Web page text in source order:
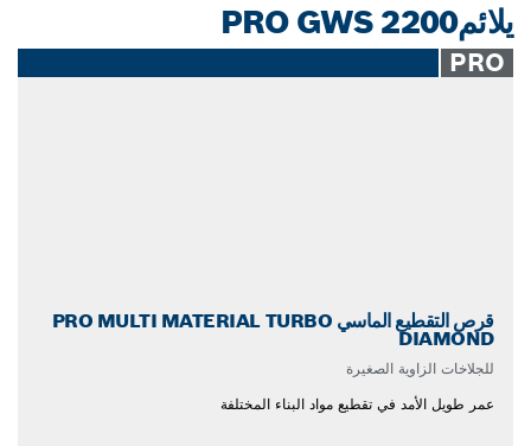
يلائمPRO GWS 2200
PRO
قرص التقطيع الماسي PRO MULTI MATERIAL TURBO
DIAMOND
للجلاخات الزاوية الصغيرة
عمر طويل الأمد في تقطيع مواد البناء المختلفة